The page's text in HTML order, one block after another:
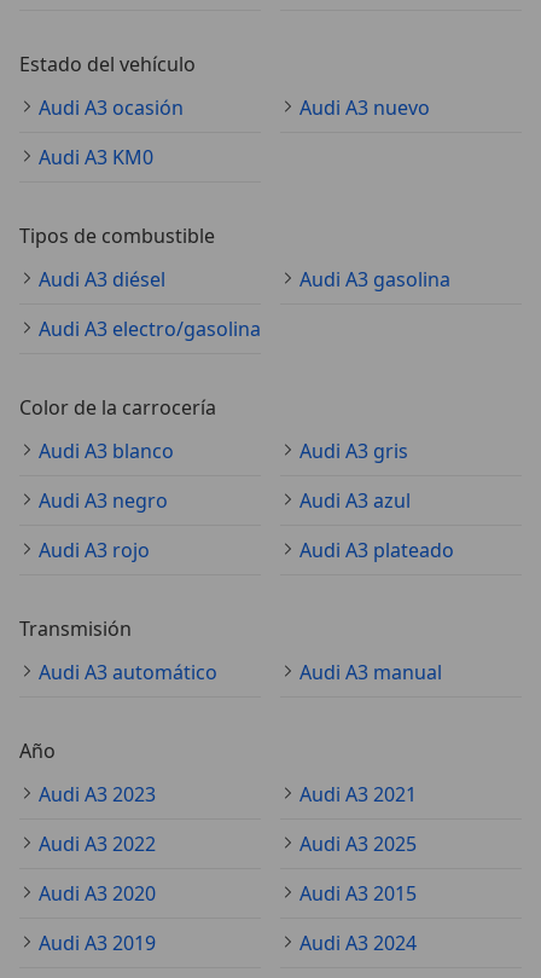
Estado del vehículo
Audi A3 ocasión
Audi A3 nuevo
Audi A3 KM0
Tipos de combustible
Audi A3 diésel
Audi A3 gasolina
Audi A3 electro/gasolina
Color de la carrocería
Audi A3 blanco
Audi A3 gris
Audi A3 negro
Audi A3 azul
Audi A3 rojo
Audi A3 plateado
Transmisión
Audi A3 automático
Audi A3 manual
Año
Audi A3 2023
Audi A3 2021
Audi A3 2022
Audi A3 2025
Audi A3 2020
Audi A3 2015
Audi A3 2019
Audi A3 2024